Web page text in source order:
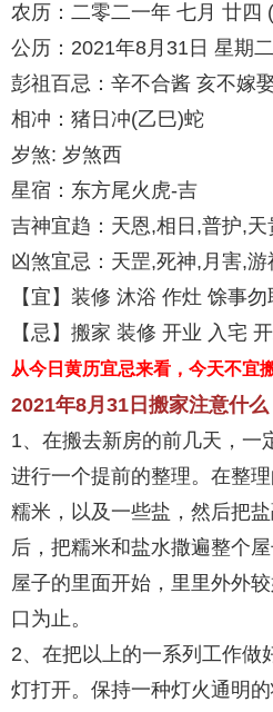
农历：二零二一年 七月 廿四
公历：2021年8月31日 星期
彭祖百忌：辛不合酱 亥不嫁
相冲：猪日冲(乙巳)蛇
岁煞: 岁煞西
星宿：东方尾火虎-吉
吉神宜趋：天恩,相日,普护,天
凶煞宜忌：天罡,死神,月害,
【宜】装修 沐浴 作灶 馀事
【忌】搬家 装修 开业 入宅
从今日黄历宜忌来看，今天不宜搬
2021年8月31日搬家注意什么
1、在搬去新房的前几天，一
进行一个提前的整理。在整
糯米，以及一些盐，然后把
后，把糯米和盐水撒遍整个
屋子的里面开始，里里外外
口为止。
2、在把以上的一系列工作做
灯打开。保持一种灯火通明